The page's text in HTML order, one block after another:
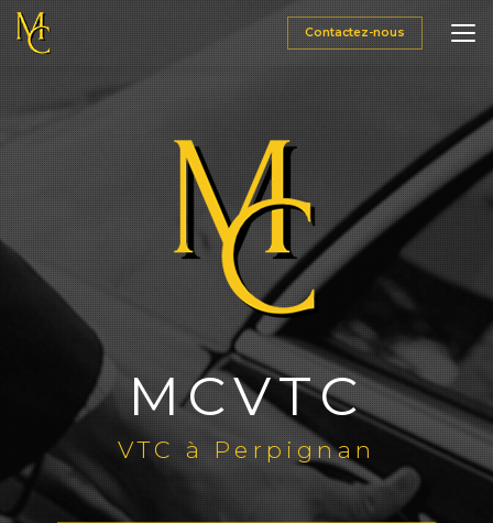
Aller
contenu
principal
Contactez-nous
MCVTC
VTC à Perpignan